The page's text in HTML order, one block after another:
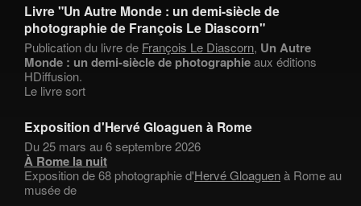
Livre "Un Autre Monde : un demi-siècle de
photographie de François Le Diascorn"
Publication du livre de François Le Diascorn, Un Autre
Monde : un demi-siècle de photographieaux éditions
HDiffusion.
Le livre sort
Exposition d'Hervé Gloaguen à Rome
Du 25 mars au 6 septembre 2026
À Rome la nuit
Exposition de 68 photographie d'Hervé Gloaguenà Rome au
musée de